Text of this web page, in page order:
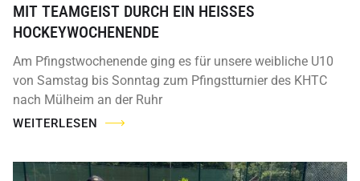
MIT TEAMGEIST DURCH EIN HEISSES H
OCKEYWOCHENENDE
Am Pfingstwochenende ging es für unsere weibliche U10
von Samstag bis Sonntag zum Pfingstturnier des KHTC
nach Mülheim an der Ruhr
WEITERLESEN